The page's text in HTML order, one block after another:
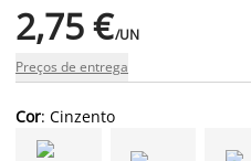
2,75 €/UN
Preços de entrega
Cor: Cinzento